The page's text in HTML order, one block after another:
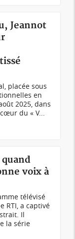
Jeannot
placée sous
en
2025, dans
du « V...
voix à
télévisé
RTI, a captivé
Il
la série